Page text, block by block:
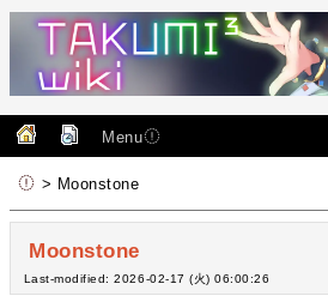
Menu
> Moonstone
Moonstone
Last-modified: 2026-02-17 (火) 06:00:26